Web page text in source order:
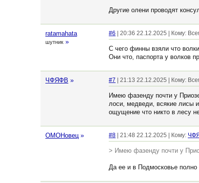
Другие олени проводят
ratamahata
шутник »
#6 | 20:36 22.12.2025 | Кому:
С чего финны взяли что
Они что, паспорта у волков
ЧФЯФВ » #7 | 21:13 22.12.2025 | Кому:
Имею фазенду почти у
лоси, медведи, всякие лисы
ощущение что никто в лесу
ОМОНовец » #8 | 21:48 22.12.2025 | Кому:
> Имею фазенду почти у
Да ее и в Подмосковье